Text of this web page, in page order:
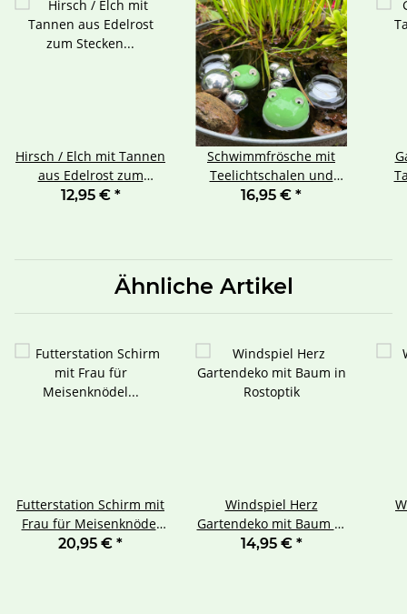
Hirsch / Elch mit Tannen
aus Edelrost zum
Stecken groß
12,95 € *
Schwimmfrösche mit
Teelichtschalen und
Schwimmkugeln 10 teilig
16,95 € *
Ähnliche Artikel
Futterstation Schirm mit
Frau für Meisenknödel
Rost
20,95 € *
Windspiel Herz
Gartendeko mit Baum in
Rostoptik
14,95 € *